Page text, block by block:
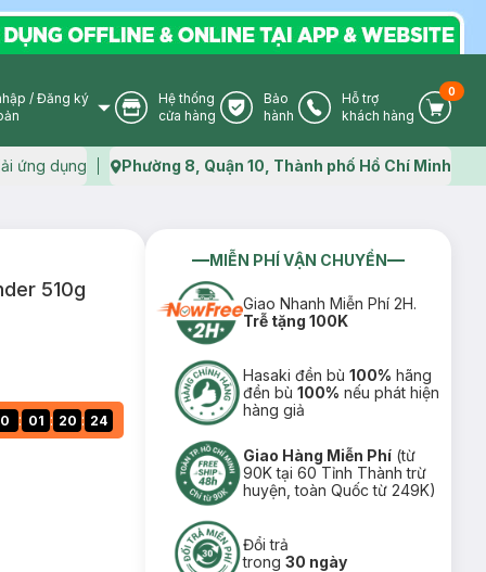
User Icon
/ Đăng ký
Store Icon
Hệ thống
cửa hàng
Warranty Icon
Bảo
hành
Phone Icon
Hỗ trợ
khách hàng
Cart
0
ứng dụng Map icon
Phường 8, Quận 10, Thành phố Hồ Chí Minh
510g
0 : 01 : 20 : 23
MIỄN PHÍ VẬN CHUYỂN
Giao Nhanh Miễn Phí 2H.
Trễ tặng 100K
Hasaki đền bù100% hãng
đền bù100% nếu phát hiện
hàng giả
Giao Hàng Miễn Phí (từ
90K tại 60 Tỉnh Thành trừ
huyện, toàn Quốc từ 249K)
Đổi trả
trong30 ngày